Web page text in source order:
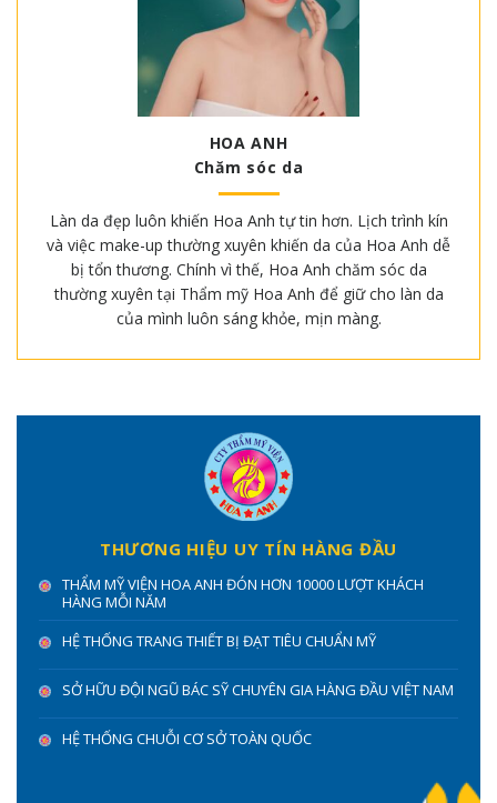
HOA ANH
Chăm sóc da
Làn da đẹp luôn khiến Hoa Anh tự tin hơn. Lịch trình kín
và việc make-up thường xuyên khiến da của Hoa Anh dễ
bị tổn thương. Chính vì thế, Hoa Anh chăm sóc da
thường xuyên tại Thẩm mỹ Hoa Anh để giữ cho làn da
của mình luôn sáng khỏe, mịn màng.
THƯƠNG HIỆU UY TÍN HÀNG ĐẦU
THẨM MỸ VIỆN HOA ANH ĐÓN HƠN 10000 LƯỢT KHÁCH
HÀNG MỖI NĂM
HỆ THỐNG TRANG THIẾT BỊ ĐẠT TIÊU CHUẨN MỸ
SỞ HỮU ĐỘI NGŨ BÁC SỸ CHUYÊN GIA HÀNG ĐẦU VIỆT NAM
HỆ THỐNG CHUỖI CƠ SỞ TOÀN QUỐC